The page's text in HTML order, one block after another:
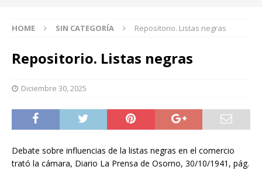
HOME SIN CATEGORÍA Repositorio. Listas negras
Repositorio. Listas negras
Diciembre 30, 2025
Debate sobre influencias de la listas negras en el comercio
trató la cámara, Diario La Prensa de Osorno, 30/10/1941, pág.